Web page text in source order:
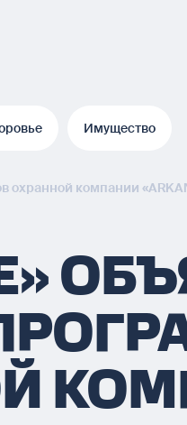
Имущество
охранной компании